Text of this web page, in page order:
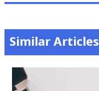
Similar Articles